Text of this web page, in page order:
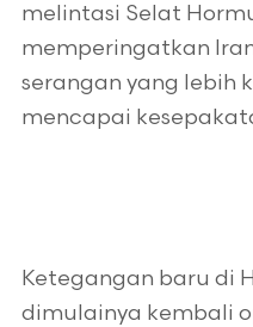
melintasi Selat
memperingatkan
serangan yang lebih
mencapai
Ketegangan baru di
dimulainya kembali